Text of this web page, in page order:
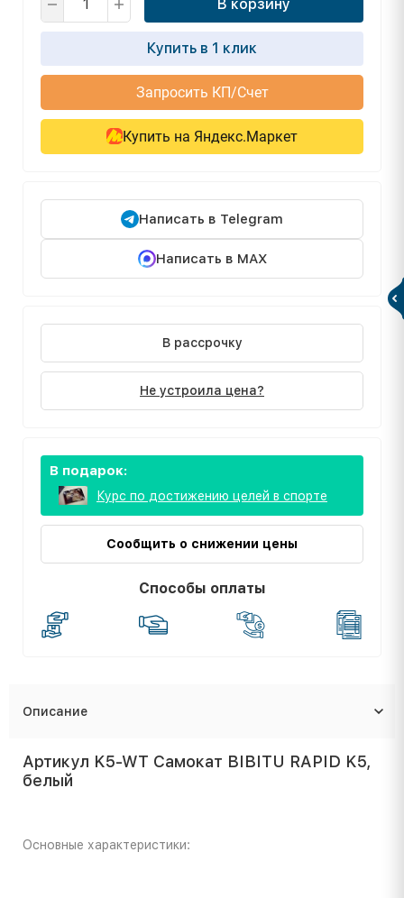
В корзину
Купить в 1 клик
Запросить КП/Счет
Купить на Яндекс.Маркет
Написать в Telegram
Написать в MAX
В рассрочку
Не устроила цена?
В подарок:
Курс по достижению целей в спорте
Сообщить о снижении цены
Способы оплаты
Описание
Артикул K5-WT Самокат BIBITU RAPID K5,
белый
Основные характеристики: